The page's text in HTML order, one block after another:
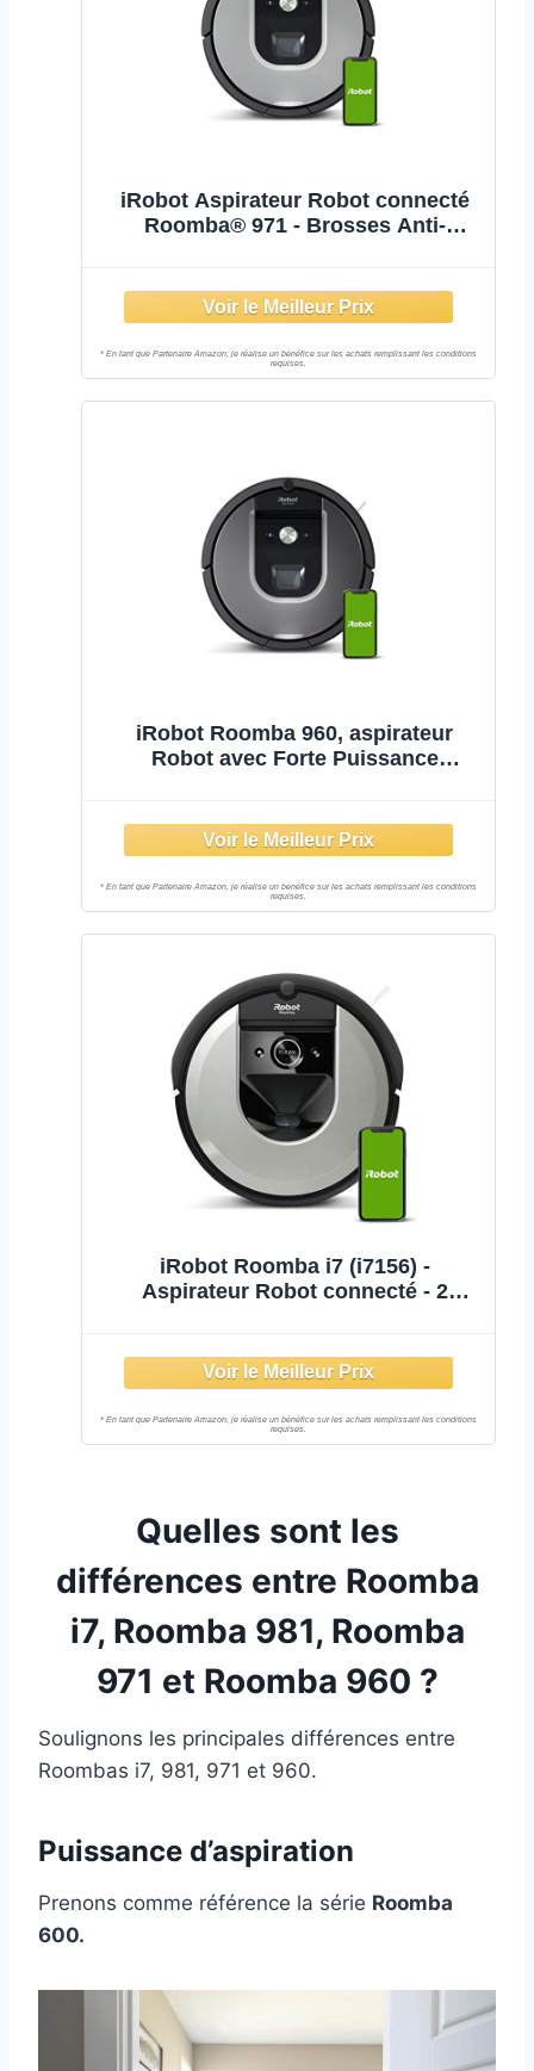
iRobot Aspirateur Robot connecté
Roomba® 971 - Brosses Anti-
et reprend Le Nettoyage - Contrôle
Vocal et à Distance
iRobot Roomba 960, aspirateur
Robot avec Forte Puissance
capteurs de poussière, Parfait sur
Tapis et sols, connecté,
programmable Via app
iRobot Roomba i7 (i7156) -
Aspirateur Robot connecté - 2
Animaux - Cartographie, mémorise
et s'adapte à Votre Domicile
Quelles sont les
différences entre Roomba
i7, Roomba 981, Roomba
971 et Roomba 960 ?
Soulignons les principales différences entre
Roombas i7, 981, 971 et 960.
Puissance d’aspiration
Prenons comme référence la série Roomba
600.